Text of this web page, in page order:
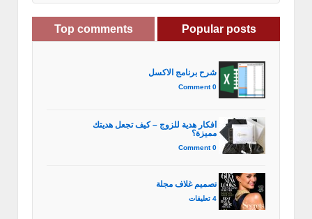
Popular posts
Top comments
شرح برنامج الاكسل
0 Comment
أفكار هدية للزوج – كيف تجعل هديتك
مميزة؟
0 Comment
تصميم غلاف مجلة
4 تعليقات